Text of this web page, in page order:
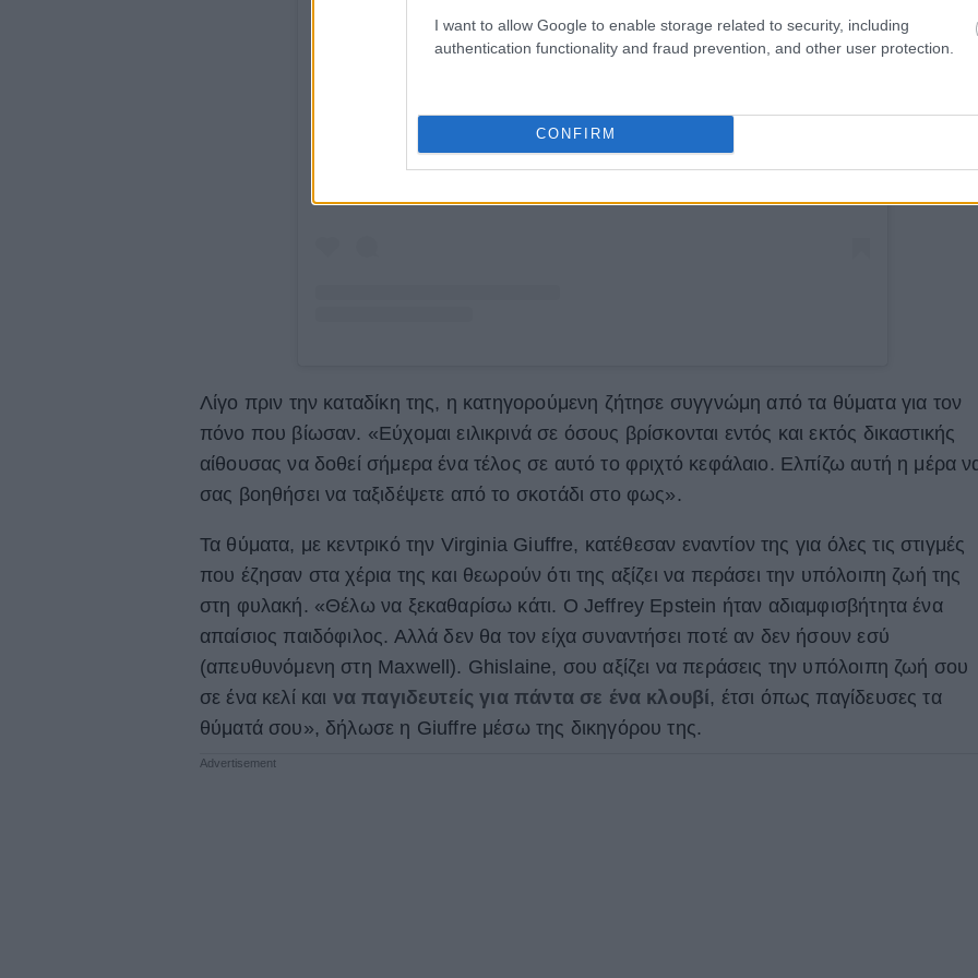
I want to allow Google to enable storage related to security, including
authentication functionality and fraud prevention, and other user protection.
CONFIRM
Λίγο πριν την καταδίκη της, η κατηγορούμενη ζήτησε συγγνώμη από τα θύματα για τον
πόνο που βίωσαν. «Εύχομαι ειλικρινά σε όσους βρίσκονται εντός και εκτός δικαστικής
αίθουσας να δοθεί σήμερα ένα τέλος σε αυτό το φριχτό κεφάλαιο. Ελπίζω αυτή η μέρα
σας βοηθήσει να ταξιδέψετε από το σκοτάδι στο φως».
Τα θύματα, με κεντρικό την Virginia Giuffre, κατέθεσαν εναντίον της για όλες τις στιγμές
που έζησαν στα χέρια της και θεωρούν ότι της αξίζει να περάσει την υπόλοιπη ζωή της
στη φυλακή. «Θέλω να ξεκαθαρίσω κάτι. Ο Jeffrey Epstein ήταν αδιαμφισβήτητα ένα
απαίσιος παιδόφιλος. Αλλά δεν θα τον είχα συναντήσει ποτέ αν δεν ήσουν εσύ
(απευθυνόμενη στη Maxwell). Ghislaine, σου αξίζει να περάσεις την υπόλοιπη ζωή σου
σε ένα κελί και να παγιδευτείς για πάντα σε ένα κλουβί, έτσι όπως παγίδευσες τα
θύματά σου», δήλωσε η Giuffre μέσω της δικηγόρου της.